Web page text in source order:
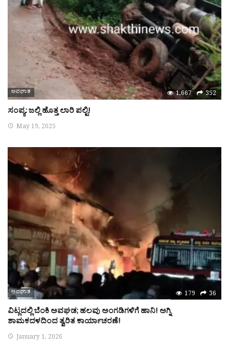
ಅಪಘಾತ 1,667 352
ಸಂಪ್ಯ: ಜಲ್ಲಿ ಹೊತ್ತ ಲಾರಿ ಪಲ್ಟಿ!
May 19, 2025
ಅಪಘಾತ 179 36
ವಿಟ್ಲದಲ್ಲಿ ಬೆಂಕಿ ಅವಘಡ; ಹಲವು ಅಂಗಡಿಗಳಿಗೆ ಹಾನಿ! ಅಗ್ನಿ
ಶಾಮಕದಳದಿಂದ ತ್ವರಿತ ಕಾರ್ಯಾಚರಣೆ!
January 1, 2026